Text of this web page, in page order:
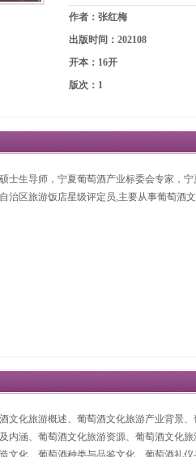
作者：张红梅
出版时间：202108
开本：16开
版次：1
士生导师，宁夏葡萄酒产业标委会专家，
治区旅游饭店星级评定员,主要从事葡萄酒
文化旅游概述、葡萄酒文化旅游产业背景
内涵、葡萄酒文化旅游资源、葡萄酒文化
文化、葡萄酒种类与品鉴文化、葡萄酒礼